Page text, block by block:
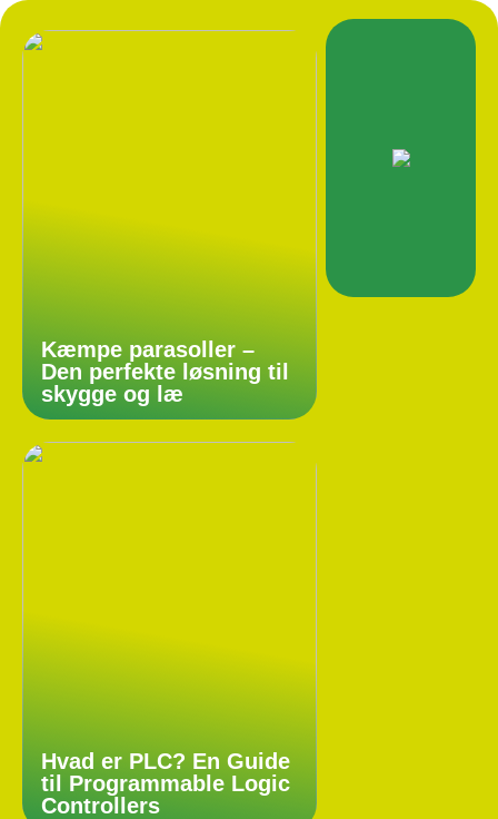
Kæmpe parasoller –
Den perfekte løsning til
skygge og læ
Hvad er PLC? En Guide
til Programmable Logic
Controllers